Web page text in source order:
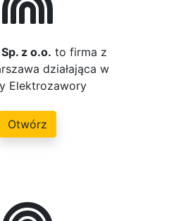
z o.o. to firma z
działająca w
Elektrozawory
Otwórz